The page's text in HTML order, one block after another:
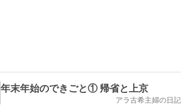
年末年始のできごと① 帰省と上京
アラ古希主婦の日記